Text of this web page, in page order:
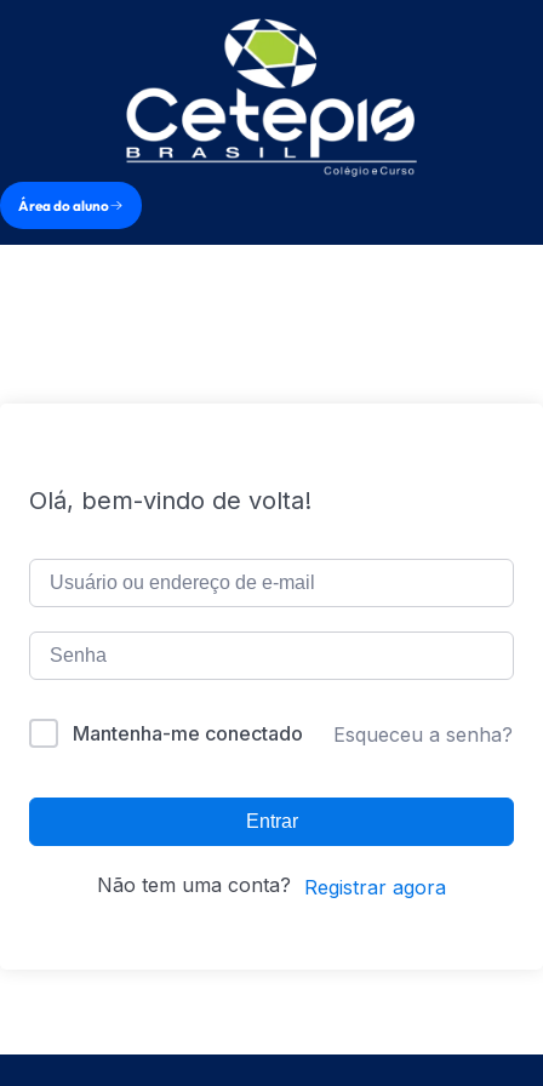
Área do aluno
Olá, bem-vindo de volta!
Mantenha-me conectado Esqueceu a senha?
Entrar
Não tem uma conta? Registrar agora